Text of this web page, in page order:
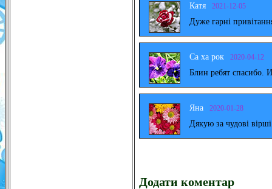
Катя 2021-12-05
Дуже гарні
Са ха рок 2020-04-12
Блин ребят спасибо.
Яна 2020-01-28
Дякую за чудові
Додати коментар